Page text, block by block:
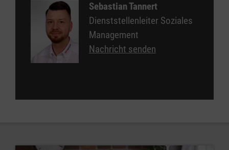
Sebastian Tannert
Dienststellenleiter Soziales
Management
Nachricht senden